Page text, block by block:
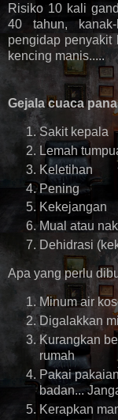
Risiko 10 kali
40 tahun,
pengidap penyakit
kencing manis.....
Gejala cuaca
Sakit kepala
Lemah
Keletihan
Pening
Kekejangan
Mual atau
Dehidrasi
Apa yang perlu
Minum air
Digalakkan
Kurangkan
rumah
Pakai
badan...
Kerapkan